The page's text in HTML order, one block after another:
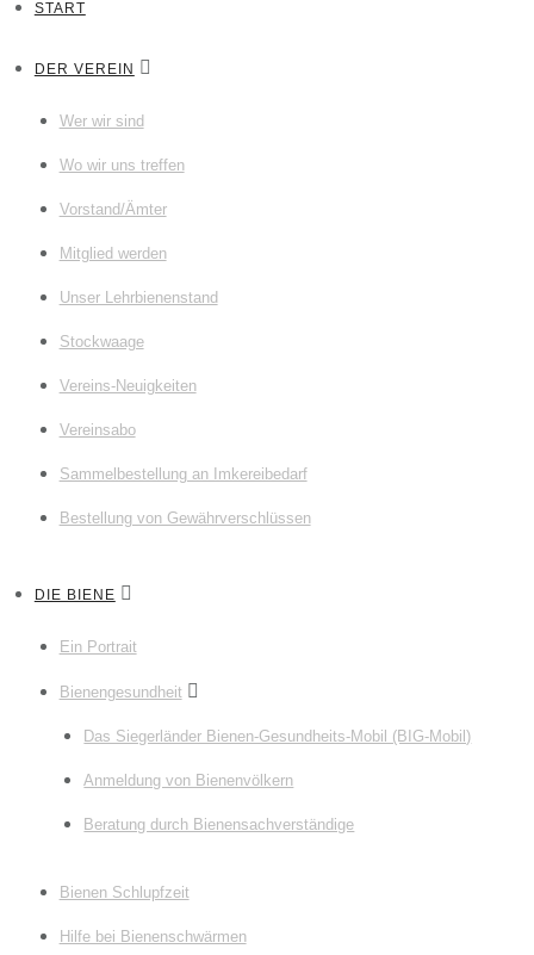
START
DER VEREIN
Wer wir sind
Wo wir uns treffen
Vorstand/Ämter
Mitglied werden
Unser Lehrbienenstand
Stockwaage
Vereins-Neuigkeiten
Vereinsabo
Sammelbestellung an Imkereibedarf
Bestellung von Gewährverschlüssen
DIE BIENE
Ein Portrait
Bienengesundheit
Das Siegerländer Bienen-Gesundheits-Mobil (BIG-Mobil)
Anmeldung von Bienenvölkern
Beratung durch Bienensachverständige
Bienen Schlupfzeit
Hilfe bei Bienenschwärmen